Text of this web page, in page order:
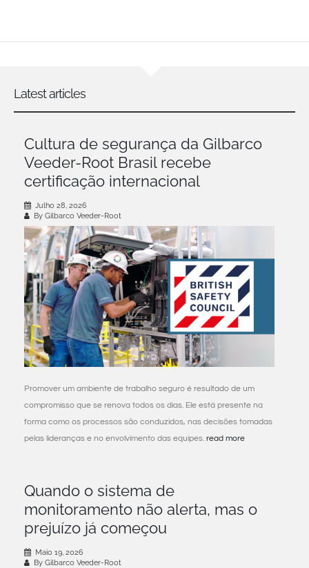
Latest articles
Cultura de segurança da Gilbarco
Veeder-Root Brasil recebe
certificação internacional
Julho 28, 2026
By Gilbarco Veeder-Root
Promover um ambiente de trabalho seguro é resultado de um
compromisso que se renova todos os dias. Ele está presente na
forma como os processos são conduzidos, nas decisões tomadas
pelas lideranças e no envolvimento das equipes. read more
Quando o sistema de
monitoramento não alerta, mas o
prejuízo já começou
Maio 19, 2026
By Gilbarco Veeder-Root